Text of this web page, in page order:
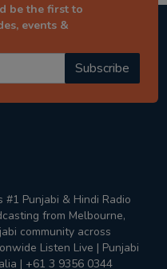
be the first to
events &
Subscribe
Punjabi & Hindi Radio
from Melbourne,
community across
Listen Live | Punjabi
| +61 3 9356 0344